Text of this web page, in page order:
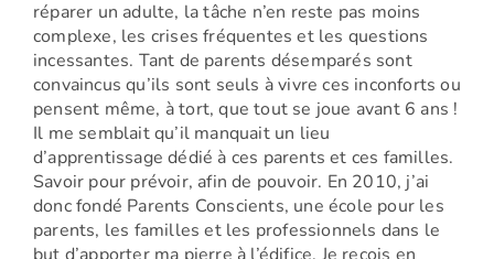
réparer un adulte, la tâche n’en reste pas moins
complexe, les crises fréquentes et les questions
incessantes. Tant de parents désemparés sont
convaincus qu’ils sont seuls à vivre ces inconforts ou
pensent même, à tort, que tout se joue avant 6 ans !
Il me semblait qu’il manquait un lieu
d’apprentissage dédié à ces parents et ces familles.
Savoir pour prévoir, afin de pouvoir. En 2010, j’ai
donc fondé Parents Conscients, une école pour les
parents, les familles et les professionnels dans le